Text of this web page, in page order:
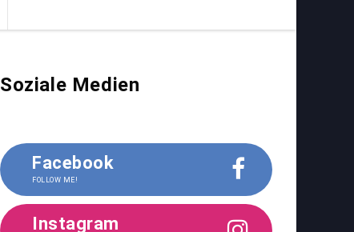
Soziale Medien
Facebook
FOLLOW ME!
Instagram